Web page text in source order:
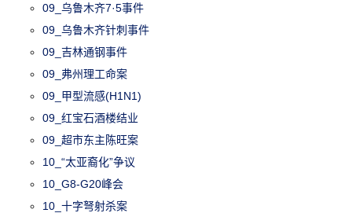
09_乌鲁木齐7·5事件
09_乌鲁木齐针刺事件
09_吉林通钢事件
09_弗州理工命案
09_甲型流感(H1N1)
09_红宝石酒楼结业
09_超市东主陈旺案
10_“太亚裔化”争议
10_G8-G20峰会
10_十字弩射杀案